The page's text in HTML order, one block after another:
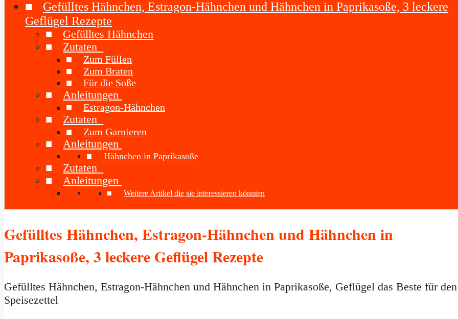
Gefülltes Hähnchen, Estragon-Hähnchen und Hähnchen in Paprikasoße, 3 leckere
Geflügel Rezepte
Gefülltes Hähnchen
Zutaten
Zum Füllen
Zum Braten
Für die Soße
Anleitungen
Estragon-Hähnchen
Zutaten
Zum Garnieren
Anleitungen
Hähnchen in Paprikasoße
Zutaten
Anleitungen
Weitere Artikel die sie interessieren könnten
Gefülltes Hähnchen, Estragon-Hähnchen und Hähnchen in
Paprikasoße, 3 leckere Geflügel Rezepte
Gefülltes Hähnchen, Estragon-Hähnchen und Hähnchen in Paprikasoße, Geflügel das Beste für den
Speisezettel